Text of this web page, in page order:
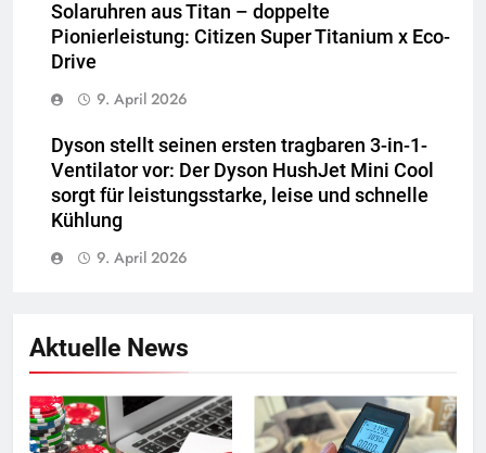
Solaruhren aus Titan – doppelte
Pionierleistung: Citizen Super Titanium x Eco-
Drive
9. April 2026
Dyson stellt seinen ersten tragbaren 3-in-1-
Ventilator vor: Der Dyson HushJet Mini Cool
sorgt für leistungsstarke, leise und schnelle
Kühlung
9. April 2026
Aktuelle News